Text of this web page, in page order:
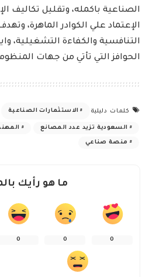
الصناعية باكمله، وتقليل تكاليف
الإعتماد علي الكوادر الماهرة،
التنافسية والكفاءة التشغيلية،
الحوافز التي تأتي من جهات
كلمات دليلية الاستثمارات الصناعية
السعودية تزيد عدد المصانع
منصة صناعي
ما هو رأيك
0
0
0